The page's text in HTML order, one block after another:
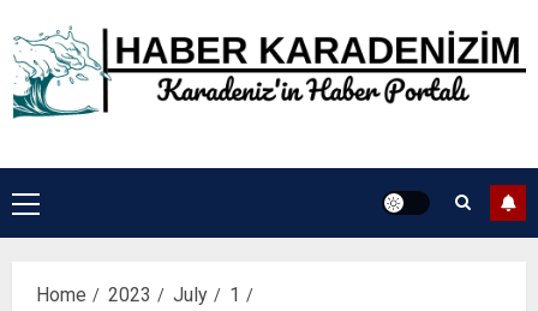
to
content
Primary
Menu
Home 2023 July
1